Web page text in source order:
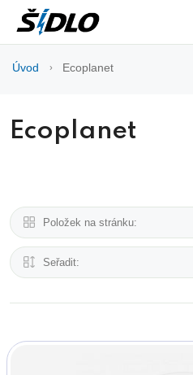
Úvod Ecoplanet
Ecoplanet
Položek na stránku:
Seřadit: